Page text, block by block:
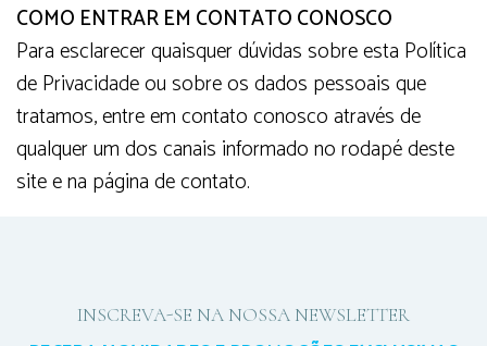
COMO ENTRAR EM CONTATO CONOSCO
Para esclarecer quaisquer dúvidas sobre esta Política
de Privacidade ou sobre os dados pessoais que
tratamos, entre em contato conosco através de
qualquer um dos canais informado no rodapé deste
site e na página de contato.
INSCREVA-SE NA NOSSA NEWSLETTER